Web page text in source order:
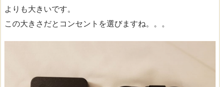
よりも大きいです。
この大きさだとコンセントを選びますね。。。